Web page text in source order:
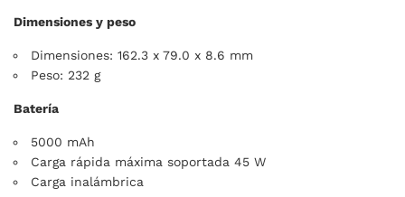
Dimensiones y peso
Dimensiones: 162.3 x 79.0 x 8.6 mm
Peso: 232 g
Batería
5000 mAh
Carga rápida máxima soportada 45 W
Carga inalámbrica